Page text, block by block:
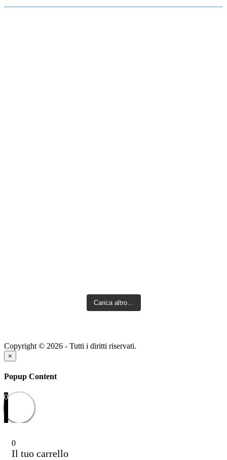
Carica altro…
Copyright © 2026 - Tutti i diritti riservati.
×
Popup Content
0
0
Il tuo carrello